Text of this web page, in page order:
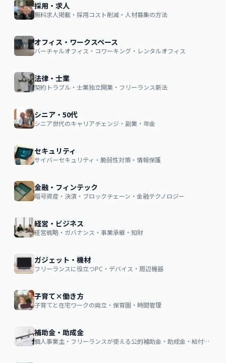
採用・求人
無料求人掲載・採用コスト削減・人材募集の方法
オフィス・ワークスペース
バーチャルオフィス・コワーキング・レンタルオフィス
法律・士業
契約トラブル・士業独立開業・フリーランス新法
シニア・50代
シニア世代のキャリアチェンジ・副業・年金
セキュリティ
サイバーセキュリティ・脆弱性対策・情報保護
金融・フィンテック
暗号資産・決済・ブロックチェーン・金融テクノロジー
経営・ビジネス
経営戦略・ガバナンス・事業承継・知財
ガジェット・機材
フリーランスに役立つPC・デバイス・周辺機器
子育て×働き方
子育てと在宅ワークの両立・保育園・時間管理
補助金・助成金
個人事業主・フリーランスが使える公的補助金・助成金・給付金の申請ガイド